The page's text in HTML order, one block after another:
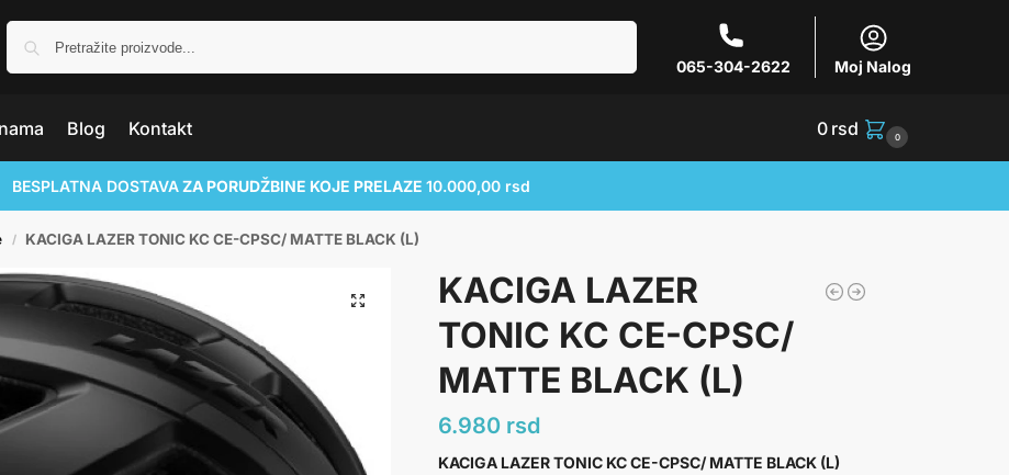
065-304-2622 Moj Nalog
Blog Kontakt 0 rsd 0
BESPLATNA DOSTAVAZA PORUDŽBINE KOJE PRELAZE 10.000,00 rsd
/ KACIGA LAZER TONIC KC CE-CPSC/ MATTE BLACK (L)
KACIGA LAZER
TONIC KC CE-CPSC/
MATTE BLACK (L)
6.980 rsd
KACIGA LAZER TONIC KC CE-CPSC/ MATTE BLACK (L)